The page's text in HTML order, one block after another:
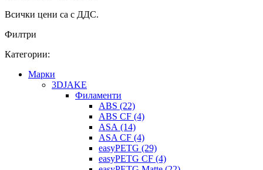
Всички цени са с ДДС.
Филтри
Категории:
Mарки
3DJAKE
Филаменти
ABS (22)
ABS CF (4)
ASA (14)
ASA CF (4)
easyPETG (29)
easyPETG CF (4)